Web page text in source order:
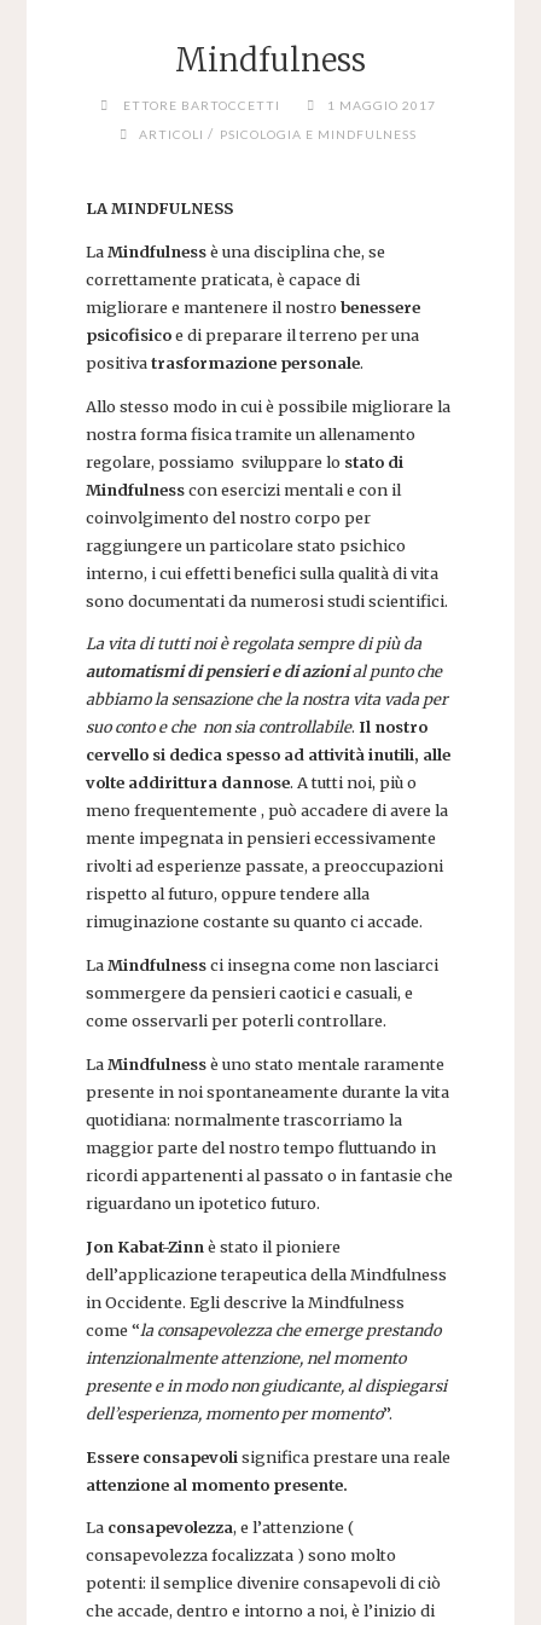
Mindfulness
ETTORE BARTOCCETTI
1 MAGGIO 2017
ARTICOLI / PSICOLOGIA E MINDFULNESS
LA MINDFULNESS
LaMindfulnessè una disciplina che, se
correttamente praticata, è capace di
migliorare e mantenere il nostrobenessere
psicofisicoe di preparare il terreno per una
positivatrasformazione personale.
Allo stesso modo in cui è possibile migliorare la
nostra forma fisica tramite un allenamento
regolare, possiamo sviluppare lo stato di
Mindfulnesscon esercizi mentali e con il
coinvolgimento del nostro corpo per
raggiungere un particolare stato psichico
interno, i cui effetti benefici sulla qualità di vita
sono documentati da numerosi studi scientifici.
La vita di tutti noi è regolata sempre di più da
automatismi di pensieri e di azionial punto che
abbiamo la sensazione che la nostra vita vada per
suo conto e che non sia controllabile. Il nostro
cervello si dedica spesso ad attività inutili, alle
volte addirittura dannose. A tutti noi, più o
meno frequentemente , può accadere di avere la
mente impegnata in pensieri eccessivamente
rivolti ad esperienze passate, a preoccupazioni
rispetto al futuro, oppure tendere alla
rimuginazione costante su quanto ci accade.
LaMindfulnessci insegna come non lasciarci
sommergere da pensieri caotici e casuali, e
come osservarli per poterli controllare.
LaMindfulnessè uno stato mentale raramente
presente in noi spontaneamente durante la vita
quotidiana: normalmente trascorriamo la
maggior parte del nostro tempo fluttuando in
ricordi appartenenti al passato o in fantasie che
riguardano un ipotetico futuro.
Jon Kabat-Zinn è stato il pioniere
dell’applicazione terapeutica della Mindfulness
in Occidente. Egli descrive la Mindfulness
come “la consapevolezza che emerge prestando
intenzionalmente attenzione, nel momento
presente e in modo non giudicante, al dispiegarsi
dell’esperienza, momento per momento”.
Essere consapevoli significa prestare una reale
attenzione al momento presente.
La consapevolezza, e l’attenzione (
consapevolezza focalizzata ) sono molto
potenti: il semplice divenire consapevoli di ciò
che accade, dentro e intorno a noi, è l’inizio di